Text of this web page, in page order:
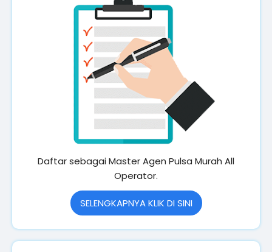
Daftar sebagai Master Agen Pulsa Murah All
Operator.
SELENGKAPNYA KLIK DI SINI